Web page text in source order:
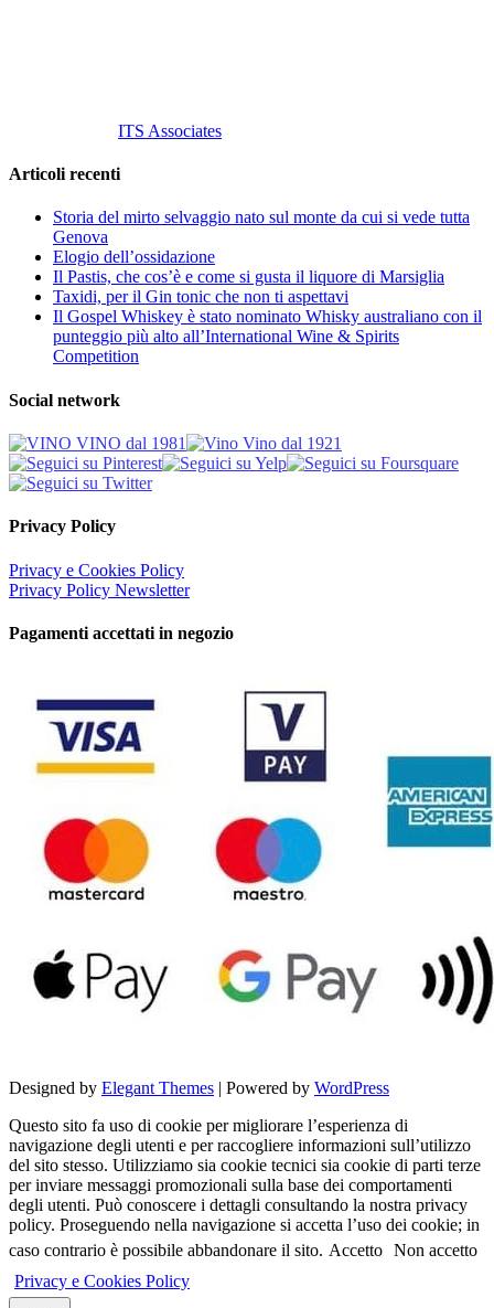
ITS Associates
Articoli recenti
Storia del mirto selvaggio nato sul monte da cui si vede tutta
Genova
Elogio dell’ossidazione
Il Pastis, che cos’è e come si gusta il liquore di Marsiglia
Taxidi, per il Gin tonic che non ti aspettavi
Il Gospel Whiskey è stato nominato Whisky australiano con il
punteggio più alto all’International Wine & Spirits
Competition
Social network
Privacy Policy
Privacy e Cookies Policy
Privacy Policy Newsletter
Pagamenti accettati in negozio
Designed by Elegant Themes | Powered by WordPress
Questo sito fa uso di cookie per migliorare l’esperienza di
navigazione degli utenti e per raccogliere informazioni sull’utilizzo
del sito stesso. Utilizziamo sia cookie tecnici sia cookie di parti terze
per inviare messaggi promozionali sulla base dei comportamenti
degli utenti. Può conoscere i dettagli consultando la nostra privacy
policy. Proseguendo nella navigazione si accetta l’uso dei cookie; in
caso contrario è possibile abbandonare il sito. Accetto Non accetto
Privacy e Cookies Policy